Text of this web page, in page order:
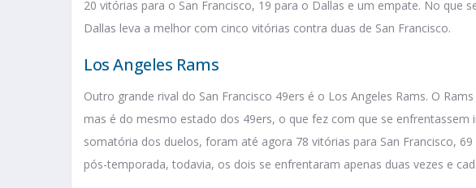
20 vitórias para o San Francisco, 19 para o Dallas e um empate. No que
Dallas leva a melhor com cinco vitórias contra duas de San Francisco.
Los Angeles Rams
Outro grande rival do San Francisco 49ers é o Los Angeles Rams. O
mas é do mesmo estado dos 49ers, o que fez com que se enfrentassem
somatória dos duelos, foram até agora 78 vitórias para San Francisco,
pós-temporada, todavia, os dois se enfrentaram apenas duas vezes e